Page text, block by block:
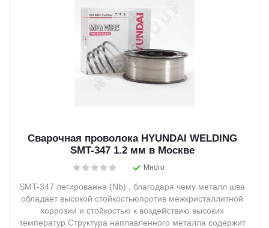
Сварочная проволока HYUNDAI WELDING
SMT-347 1.2 мм в Москве
Много
SMT-347 легированна (Nb) , благодаря чему металл шва
обладает высокой стойкостьюпротив межкристаллитной
коррозии и стойкостью к воздействию высоких
температур.Структура наплавленного металла содержит